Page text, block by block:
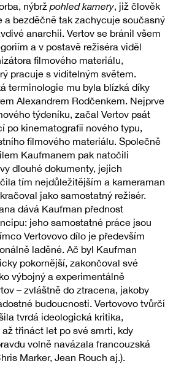
nýbrž pohled kamery, již člověk
a bezděčně tak zachycuje současný
anarchii. Vertov se bránil všem
a v postavě režiséra viděl
filmového materiálu,
pracuje s viditelným světem.
terminologie mu byla blízká díky
Alexandrem Rodčenkem. Nejprve
týdeníku, začal Vertov psát
po kinematografii nového typu,
filmového materiálu. Společně
Kaufmanem pak natočili
dlouhé dokumenty, jejich
tím nejdůležitějším a kameraman
jako samostatný režisér.
dává Kaufman přednost
jeho samostatné práce jsou
Vertovovo dílo je především
laděné. Ač byl Kaufman
pokornější, zakončoval své
výbojný a experimentálně
– zvláštně do ztracena, jakoby
budoucnosti. Vertovovo tvůrčí
tvrdá ideologická kritika,
třináct let po své smrti, kdy
volně navázala francouzská
Marker, Jean Rouch aj.).